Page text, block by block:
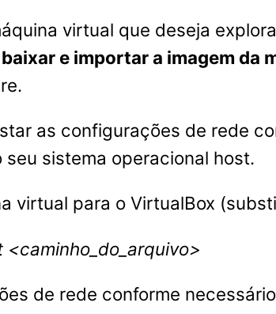
virtual que deseja
baixar e importar a imagem da
as configurações de rede
sistema operacional host.
virtual para o VirtualBox
de rede conforme necessário